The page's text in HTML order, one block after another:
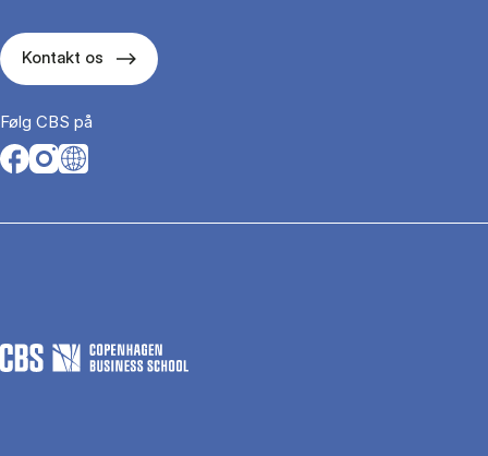
Kontakt os
Følg CBS på
Opens in a new tab
Opens in a new tab
Opens in a new tab